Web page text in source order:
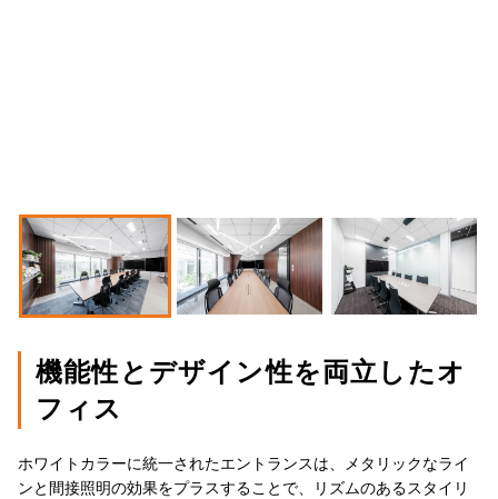
機能性とデザイン性を両立したオ
フィス
ホワイトカラーに統一されたエントランスは、メタリックなライ
ンと間接照明の効果をプラスすることで、リズムのあるスタイリ